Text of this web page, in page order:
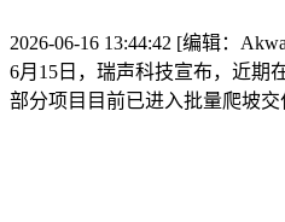
2026-06-16 13:44:42 [编辑：
6月15日，瑞声科技宣布，近期
部分项目目前已进入批量爬坡